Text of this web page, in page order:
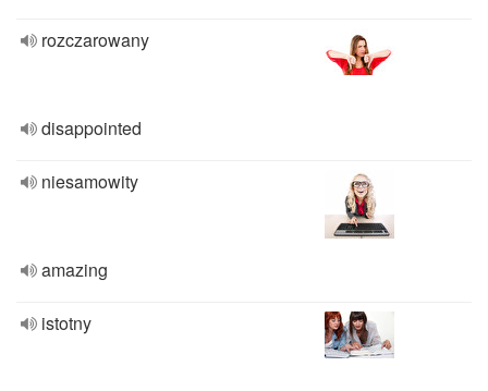
rozczarowany
disappointed
niesamowity
amazing
istotny